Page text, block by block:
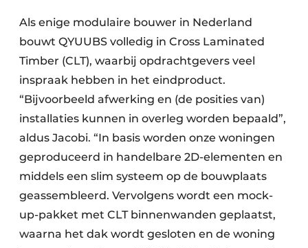
Als enige modulaire bouwer in Nederland
bouwt QYUUBS volledig in Cross Laminated
Timber (CLT), waarbij opdrachtgevers veel
inspraak hebben in het eindproduct.
“Bijvoorbeeld afwerking en (de posities van)
installaties kunnen in overleg worden bepaald”,
aldus Jacobi. “In basis worden onze woningen
geproduceerd in handelbare 2D-elementen en
middels een slim systeem op de bouwplaats
geassembleerd. Vervolgens wordt een mock-
up-pakket met CLT binnenwanden geplaatst,
waarna het dak wordt gesloten en de woning